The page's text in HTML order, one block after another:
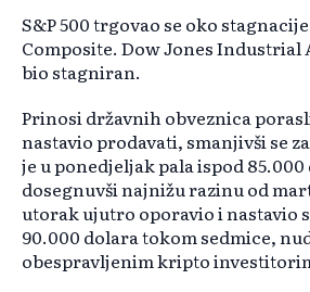
S&P 500 trgovao se oko
Composite. Dow Jones Industrial
bio stagniran.
Prinosi državnih obveznica
nastavio prodavati, smanjivši se
je u ponedjeljak pala ispod
dosegnuvši najnižu razinu od
utorak ujutro oporavio i nastavio
90.000 dolara tokom sedmice,
obespravljenim kripto